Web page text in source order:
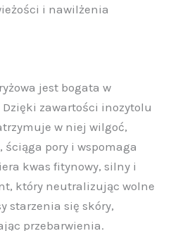
i nawilżenia
jest bogata w
zawartości inozytolu
w niej wilgoć,
ściąga pory i wspomaga
kwas fitynowy, silny i
który neutralizując wolne
starzenia się skóry,
przebarwienia.